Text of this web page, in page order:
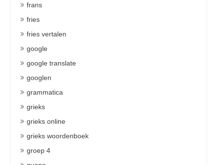
frans
fries
fries vertalen
google
google translate
googlen
grammatica
grieks
grieks online
grieks woordenboek
groep 4